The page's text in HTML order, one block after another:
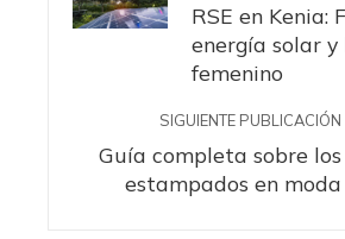
RSE en Kenia:
energía solar y
femenino
SIGUIENTE PUBLICACIÓN
Guía completa sobre los
estampados en moda